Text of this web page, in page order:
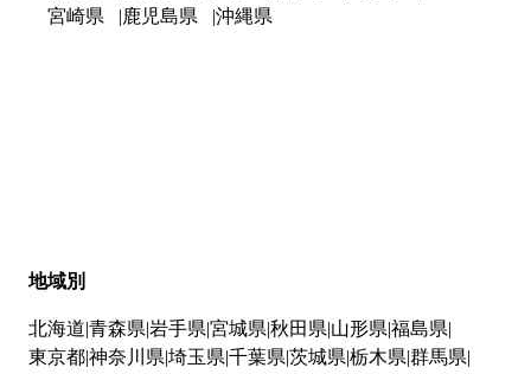
宮崎県
鹿児島県 沖縄県
地域別
北海道 青森県 岩手県 宮城県 秋田県 山形県 福島県
東京都神奈川県 埼玉県 千葉県 茨城県 栃木県 群馬県